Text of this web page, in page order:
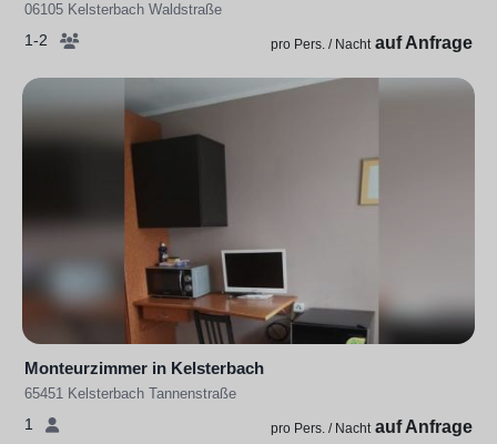
06105 Kelsterbach Waldstraße
1-2 pro Pers. / Nacht auf Anfrage
Monteurzimmer in Kelsterbach
65451 Kelsterbach Tannenstraße
1 pro Pers. / Nacht auf Anfrage